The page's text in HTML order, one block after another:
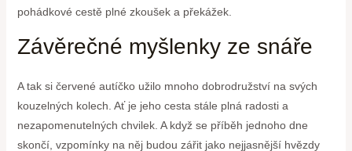
pohádkové cestě plné zkoušek a překážek.
Závěrečné myšlenky ze snáře
A tak si červené autíčko užilo mnoho dobrodružství na svých
kouzelných kolech. Ať je jeho cesta stále plná‌ radosti a
nezapomenutelných chvilek. A když ​se příběh jednoho ⁤dne
skončí, ​vzpomínky na něj budou zářit jako nejjasnější hvězdy